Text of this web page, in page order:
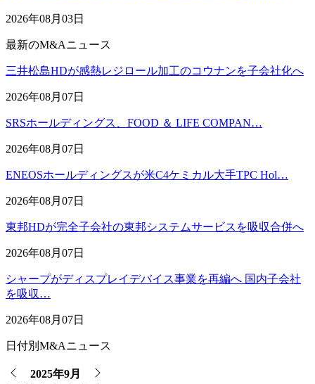
2026年08月03日
最新のM&Aニュース
三井松島HDが感熱レジロール加工のコウナンを子会社化へ
2026年08月07日
SRSホールディングス、FOOD ＆ LIFE COMPAN…
2026年08月07日
ENEOSホールディングスが米C4ケミカル大手TPC Hol…
2026年08月07日
東邦HDが完全子会社の東邦システムサービスを吸収合併へ
2026年08月07日
シャープがディスプレイデバイス事業を再編へ 国内子会社
を吸収…
2026年08月07日
日付別M&Aニュース
2025年9月